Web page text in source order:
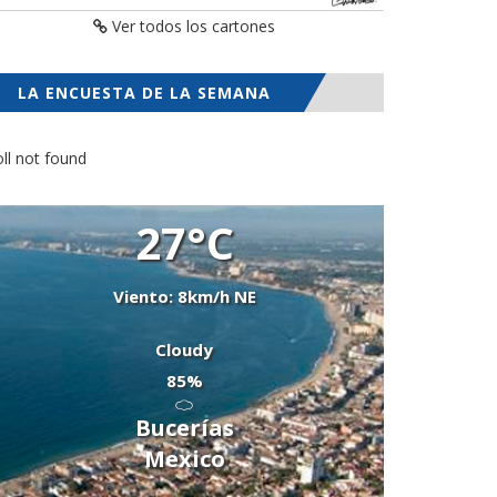
Ver todos los cartones
LA ENCUESTA DE LA SEMANA
not found
27°C
Viento: 8km/h NE
Cloudy
85%
Bucerías
Mexico